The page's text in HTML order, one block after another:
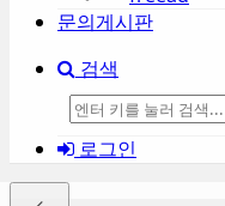
문의게시판
검색
로그인